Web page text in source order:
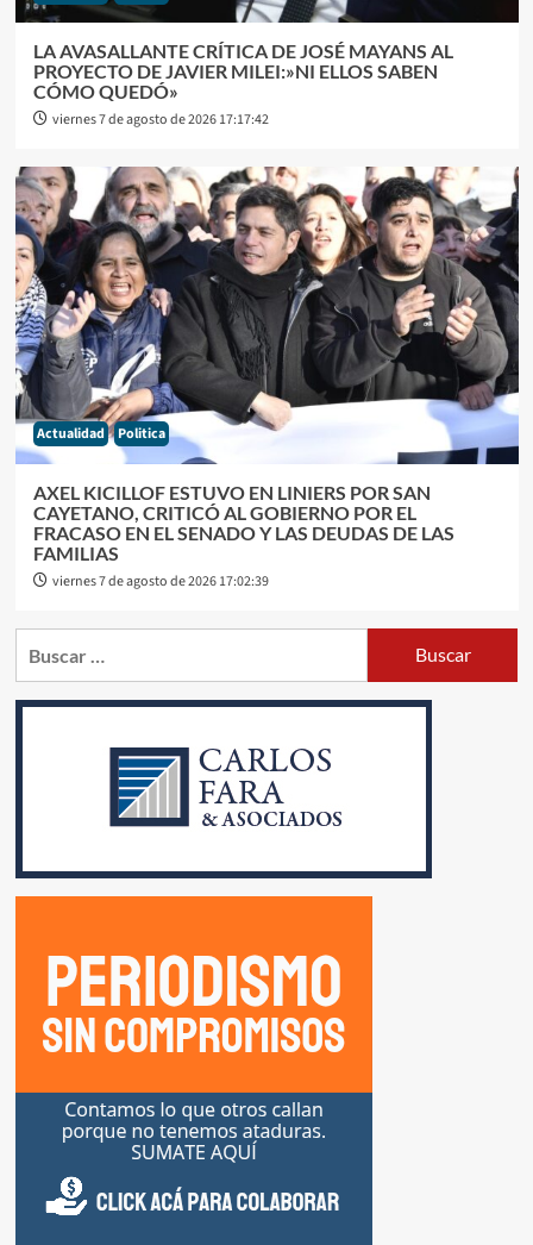
LA AVASALLANTE CRÍTICA DE JOSÉ MAYANS AL
PROYECTO DE JAVIER MILEI:»NI ELLOS SABEN
CÓMO QUEDÓ»
viernes 7 de agosto de 2026 17:17:42
Actualidad Politica
AXEL KICILLOF ESTUVO EN LINIERS POR SAN
CAYETANO, CRITICÓ AL GOBIERNO POR EL
FRACASO EN EL SENADO Y LAS DEUDAS DE LAS
FAMILIAS
viernes 7 de agosto de 2026 17:02:39